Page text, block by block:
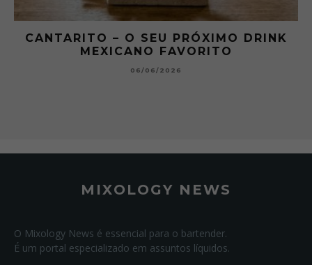
CANTARITO – O SEU PRÓXIMO DRINK
MEXICANO FAVORITO
06/06/2026
MIXOLOGY NEWS
O Mixology News é essencial para o bartender.
É um portal especializado em assuntos líquidos.